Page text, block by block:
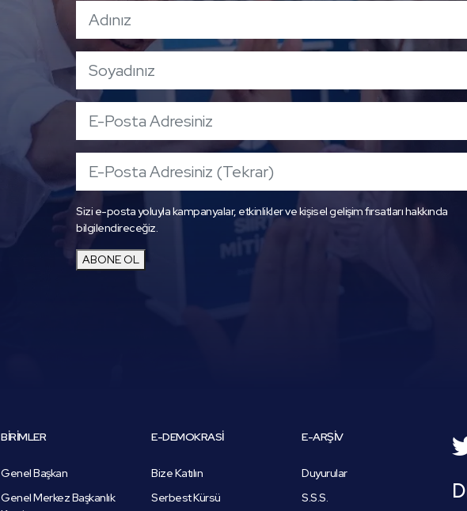
Sizi e-posta yoluyla kampanyalar, etkinlikler ve kişisel gelişim fırsatları hakkında
bilgilendireceğiz.
ABONE OL
BİRİMLER
Genel Başkan
Genel Merkez Başkanlık
E-DEMOKRASİ
Bize Katılın
Serbest Kürsü
E-ARŞİV
Duyurular
S.S.S.